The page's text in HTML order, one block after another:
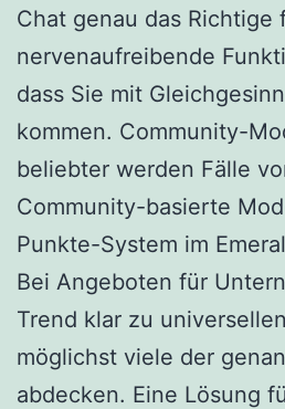
Chat genau das Richtige
nervenaufreibende
dass Sie mit
kommen. Community-
beliebter werden Fälle
Community-basierte
Punkte-System im
Bei Angeboten für
Trend klar zu
möglichst viele der
abdecken. Eine Lösung